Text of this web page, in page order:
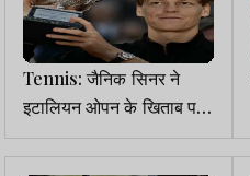
Tennis: जैनिक सिनर ने
इटालियन ओपन के खिताब पर
किया कब्जा, फाइनल में कैस्पर
रुड को हराया